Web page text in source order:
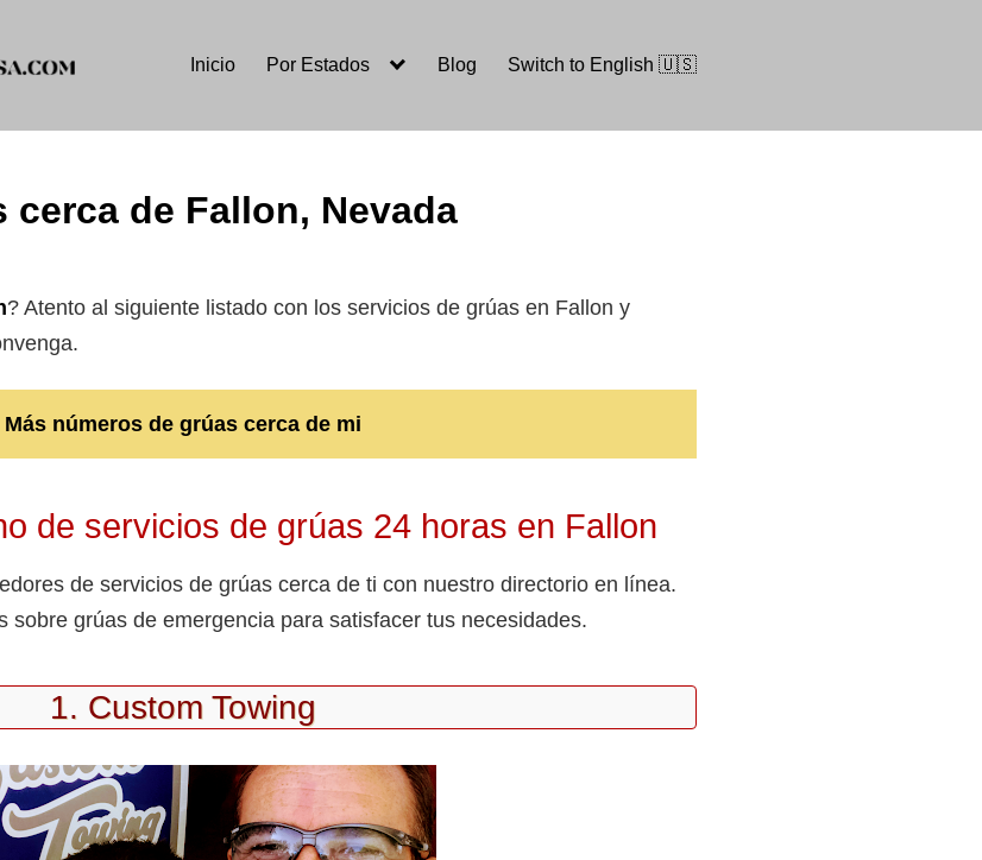
Inicio Por Estados Blog Switch to English 🇺🇸
cerca de Fallon, Nevada
? Atento al siguiente listado con los servicios de grúas en Fallon y
Más números de grúas cerca de mi
de servicios de grúas 24 horas en Fallon
de servicios de grúas cerca de ti con nuestro directorio en línea.
sobre grúas de emergencia para satisfacer tus necesidades.
1. Custom Towing